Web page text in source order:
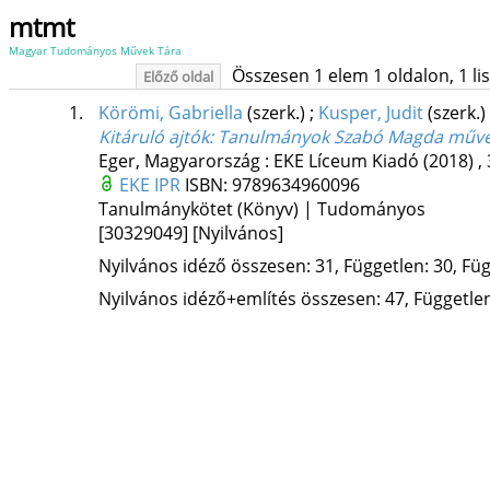
mtmt
Magyar Tudományos Művek Tára
Előző oldal
Összesen 1 elem 1 oldalon, 1
1.
Körömi, Gabriella (szerk.) ; Kusper, Judit(szerk.)
Kitáruló ajtók: Tanulmányok Szabó Magda
Eger, Magyarország : EKE Líceum Kiadó (2018) ,
EKE IPR ISBN: 9789634960096
Tanulmánykötet (Könyv) | Tudományos
[30329049] [Nyilvános]
Nyilvános idéző összesen: 31, Független: 30,
Nyilvános idéző+említés összesen: 47,